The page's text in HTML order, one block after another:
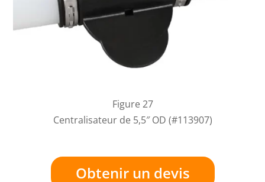
Figure 27
Centralisateur de 5,5″ OD (#113907)
Obtenir un devis